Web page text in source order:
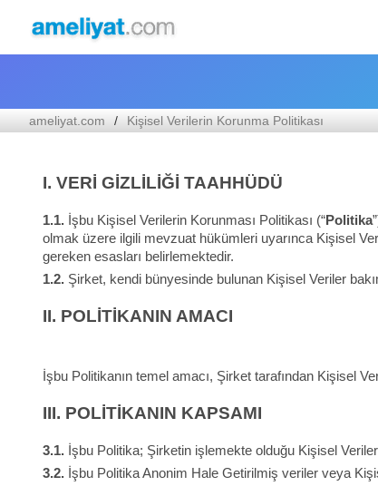
ameliyat.com Kişisel Verilerin Korunma Politikası
I. VERİ GİZLİLİĞİ TAAHHÜDÜ
1.1. İşbu Kişisel Verilerin Korunması Politikası (“Politika
olmak üzere ilgili mevzuat hükümleri uyarınca Kişisel
gereken esasları belirlemektedir.
1.2. Şirket, kendi bünyesinde bulunan Kişisel Veriler
II. POLİTİKANIN AMACI
İşbu Politikanın temel amacı, Şirket tarafından Kişisel
III. POLİTİKANIN KAPSAMI
3.1. İşbu Politika; Şirketin işlemekte olduğu Kişisel
3.2. İşbu Politika Anonim Hale Getirilmiş veriler veya